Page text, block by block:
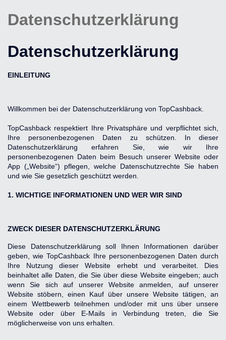
Datenschutzerklärung
Datenschutzerklärung
EINLEITUNG
Willkommen bei der Datenschutzerklärung von TopCashback.
TopCashback respektiert Ihre Privatsphäre und verpflichtet sich,
Ihre personenbezogenen Daten zu schützen. In dieser
Datenschutzerklärung erfahren Sie, wie wir Ihre
personenbezogenen Daten beim Besuch unserer Website oder
App („Website“) pflegen, welche Datenschutzrechte Sie haben
und wie Sie gesetzlich geschützt werden.
1. WICHTIGE INFORMATIONEN UND WER WIR SIND
ZWECK DIESER DATENSCHUTZERKLÄRUNG
Diese Datenschutzerklärung soll Ihnen Informationen darüber
geben, wie TopCashback Ihre personenbezogenen Daten durch
Ihre Nutzung dieser Website erhebt und verarbeitet. Dies
beinhaltet alle Daten, die Sie über diese Website eingeben; auch
wenn Sie sich auf unserer Website anmelden, auf unserer
Website stöbern, einen Kauf über unsere Website tätigen, an
einem Wettbewerb teilnehmen und/oder mit uns über unsere
Website oder über E-Mails in Verbindung treten, die Sie
möglicherweise von uns erhalten.